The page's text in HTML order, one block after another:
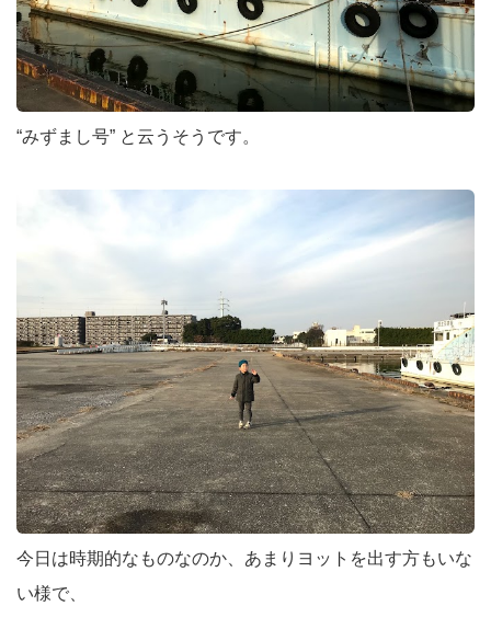
“みずまし号” と云うそうです。
今日は時期的なものなのか、あまりヨットを出す方もいな
い様で、